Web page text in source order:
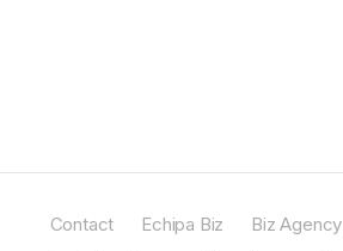
Contact Echipa Biz Biz Agency